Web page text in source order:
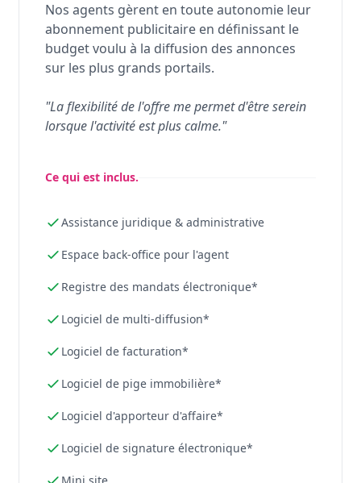
Nos agents gèrent en toute autonomie leur
abonnement publicitaire en définissant le
budget voulu à la diffusion des annonces
sur les plus grands portails.
"La flexibilité de l'offre me permet d'être serein
lorsque l'activité est plus calme."
Ce qui est inclus.
Assistance juridique & administrative
Espace back-office pour l'agent
Registre des mandats électronique*
Logiciel de multi-diffusion*
Logiciel de facturation*
Logiciel de pige immobilière*
Logiciel d'apporteur d'affaire*
Logiciel de signature électronique*